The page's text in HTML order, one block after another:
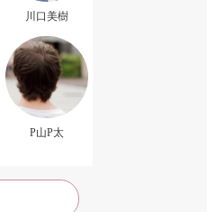
川口美樹
P山P太